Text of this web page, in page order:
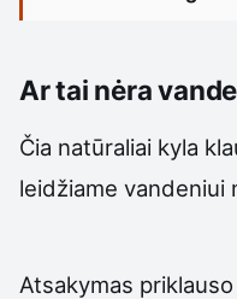
Ar tai nėra
Čia natūraliai kyla
leidžiame vandeniui
Atsakymas